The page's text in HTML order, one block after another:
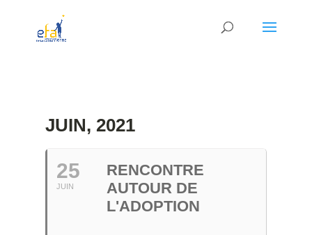
JUIN, 2021
25
JUIN
RENCONTRE
AUTOUR DE
L'ADOPTION